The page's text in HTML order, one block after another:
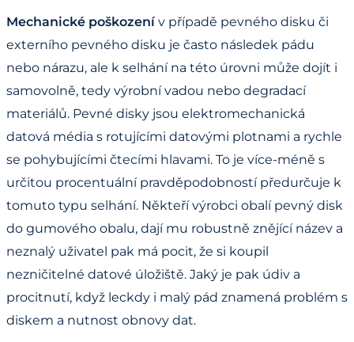
Mechanické poškození v případě pevného disku či
externího pevného disku je často následek pádu
nebo nárazu, ale k selhání na této úrovni může dojít i
samovolně, tedy výrobní vadou nebo degradací
materiálů. Pevné disky jsou elektromechanická
datová média s rotujícími datovými plotnami a rychle
se pohybujícími čtecími hlavami. To je více-méně s
určitou procentuální pravděpodobností předurčuje k
tomuto typu selhání. Někteří výrobci obalí pevný disk
do gumového obalu, dají mu robustně znějící název a
neznalý uživatel pak má pocit, že si koupil
nezničitelné datové úložiště. Jaký je pak údiv a
procitnutí, když leckdy i malý pád znamená problém s
diskem a nutnost obnovy dat.